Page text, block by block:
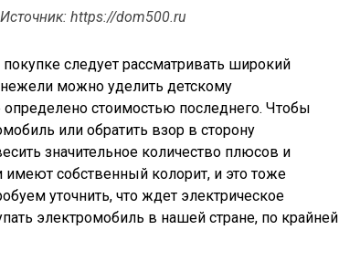
https://dom500.ru
следует рассматривать широкий
можно уделить детскому
стоимостью последнего. Чтобы
или обратить взор в сторону
значительное количество плюсов и
собственный колорит, и это тоже
уточнить, что ждет электрическое
электромобиль в нашей стране, по крайней